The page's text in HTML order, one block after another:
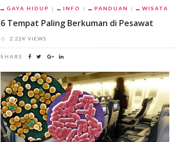
GAYA HIDUP INFO PANDUAN WISATA
6 Tempat Paling Berkuman di Pesawat
2.22K VIEWS
SHARE